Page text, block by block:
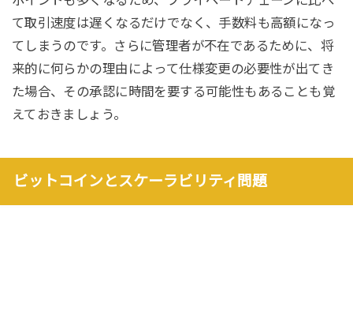
て取引速度は遅くなるだけでなく、手数料も高額になっ
てしまうのです。さらに管理者が不在であるために、将
来的に何らかの理由によって仕様変更の必要性が出てき
た場合、その承認に時間を要する可能性もあることも覚
えておきましょう。
ビットコインとスケーラビリティ問題